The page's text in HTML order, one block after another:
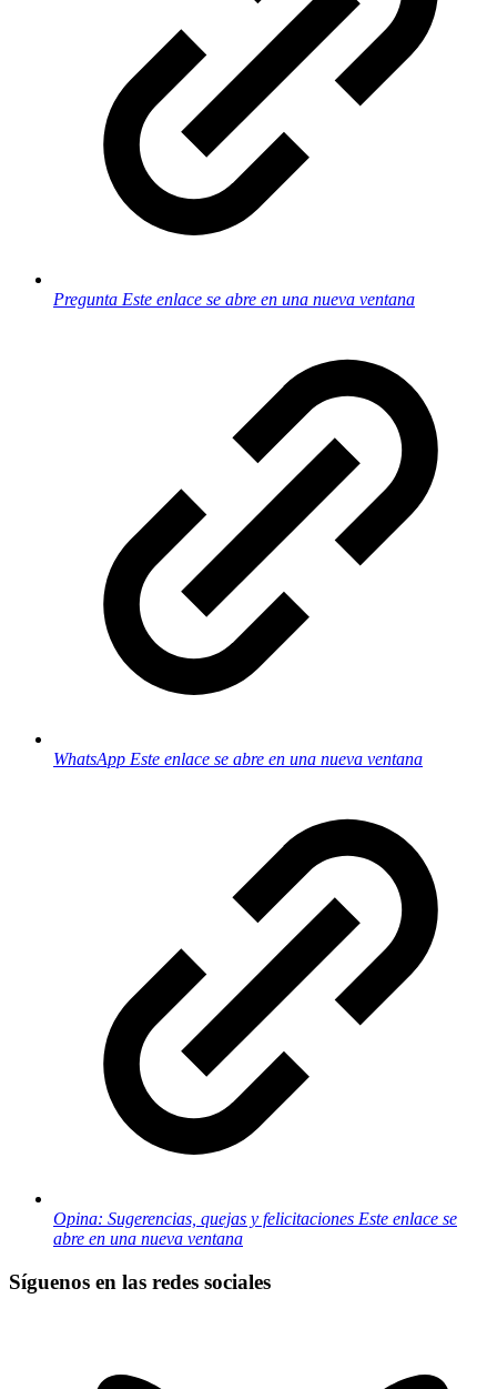
Pregunta Este enlace se abre en una nueva ventana
WhatsApp Este enlace se abre en una nueva ventana
Opina: Sugerencias, quejas y felicitaciones Este enlace se
abre en una nueva ventana
Síguenos en las redes sociales